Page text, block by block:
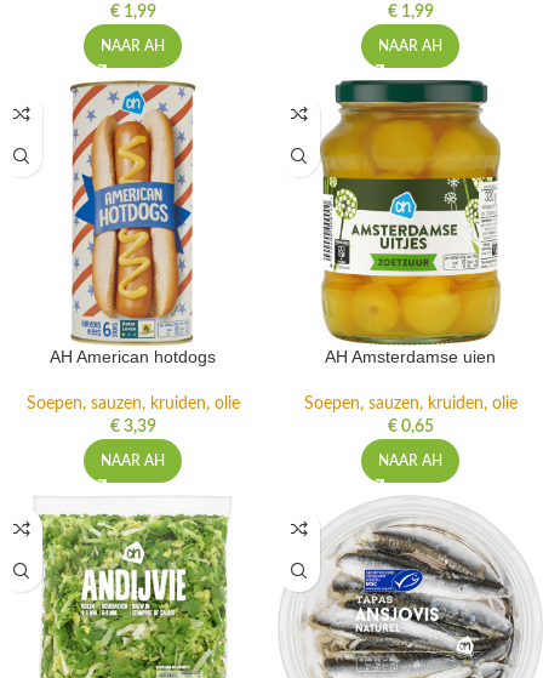
€1,99
NAAR AH
€1,99
NAAR AH
AH American hotdogs
Soepen, sauzen, kruiden, olie
€3,39
NAAR AH
AH Amsterdamse uien
Soepen, sauzen, kruiden, olie
€0,65
NAAR AH